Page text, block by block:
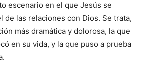
escenario en el que Jesús se
de las relaciones con Dios. Se trata,
más dramática y dolorosa, la que
en su vida, y la que puso a prueba